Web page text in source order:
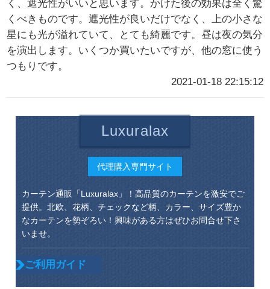
く、遮光性がいいと思います。かけた後の効果は全く驚
くべきものです。遮光性が良いだけでなく、上の小さな
星にも光が溢れていて、とても綺麗です。昼は夜の気分
を演出します。いくつか買いたいですが、他の窓に使う
つもりです。
2021-01-18 22:15:12
Luxuralax
代理購入専門サイト
カーテン通販「Luxuralax」！高品質のカーテンを激安でご
提供。北欧、花柄、チェックなど柄、カラー、サイズ豊か
なカーテンを勢ぞろい！興味がある方はぜひお問合せ下さ
いませ。
ご利用ガイド